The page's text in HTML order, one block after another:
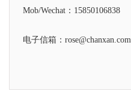
Mob/Wechat： 15850106838
电子信箱：rose@chanxan.com